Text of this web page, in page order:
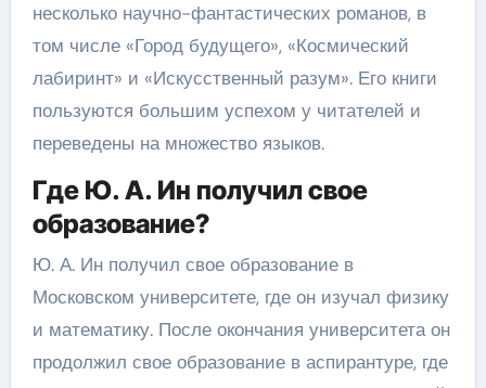
несколько научно-фантастических романов, в
том числе «Город будущего», «Космический
лабиринт» и «Искусственный разум». Его книги
пользуются большим успехом у читателей и
переведены на множество языков.
Где Ю. А. Ин получил свое
образование?
Ю. А. Ин получил свое образование в
Московском университете, где он изучал физику
и математику. После окончания университета он
продолжил свое образование в аспирантуре, где